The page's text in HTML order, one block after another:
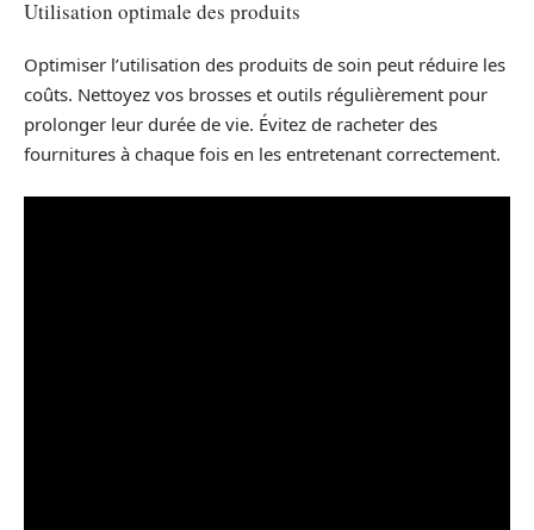
Utilisation optimale des produits
Optimiser l’utilisation des produits de soin peut réduire les
coûts. Nettoyez vos brosses et outils régulièrement pour
prolonger leur durée de vie. Évitez de racheter des
fournitures à chaque fois en les entretenant correctement.